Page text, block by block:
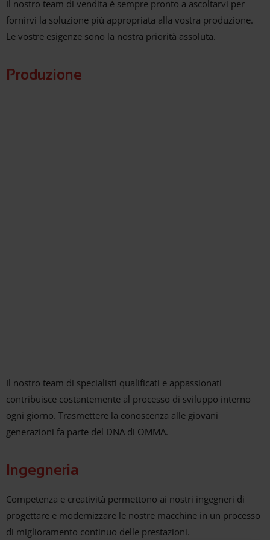
Il nostro team di vendita è sempre pronto a ascoltarvi per
fornirvi la soluzione più appropriata alla vostra produzione.
Le vostre esigenze sono la nostra priorità assoluta.
Produzione
Il nostro team di specialisti qualificati e appassionati
contribuisce costantemente al processo di sviluppo interno
ogni giorno. Trasmettere la conoscenza alle giovani
generazioni fa parte del DNA di OMMA.
Ingegneria
Competenza e creatività permettono ai nostri ingegneri di
progettare e modernizzare le nostre macchine in un processo
di miglioramento continuo delle prestazioni.